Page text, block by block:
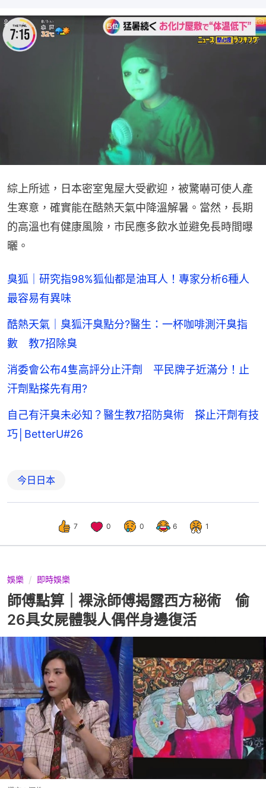
綜上所述，日本密室鬼屋大受歡迎，被驚嚇可使人產
生寒意，確實能在酷熱天氣中降溫解暑。當然，長期
的高溫也有健康風險，市民應多飲水並避免長時間曝
曬。
臭狐｜研究指98%狐仙都是油耳人！專家分析6種人
最容易有異味
酷熱天氣｜臭狐汗臭點分?醫生：一杯咖啡測汗臭指
數 教7招除臭
消委會公布4隻高評分止汗劑 平民牌子近滿分！止
汗劑點搽先有用?
自己有汗臭未必知？醫生教7招防臭術 搽止汗劑有技
巧│BetterU#26
今日日本
7 0 0 6 1
娛樂 即時娛樂
師傅點算｜裸泳師傅揭露西方秘術 偷
26具女屍體製人偶伴身邊復活